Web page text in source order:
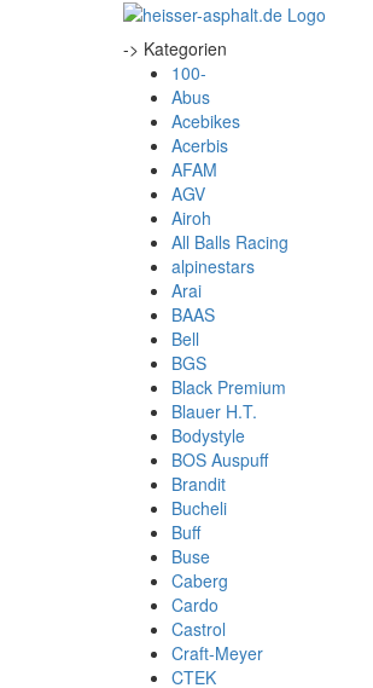
-> Kategorien
100-
Abus
Acebikes
Acerbis
AFAM
AGV
Airoh
All Balls Racing
alpinestars
Arai
BAAS
Bell
BGS
Black Premium
Blauer H.T.
Bodystyle
BOS Auspuff
Brandit
Bucheli
Buff
Buse
Caberg
Cardo
Castrol
Craft-Meyer
CTEK